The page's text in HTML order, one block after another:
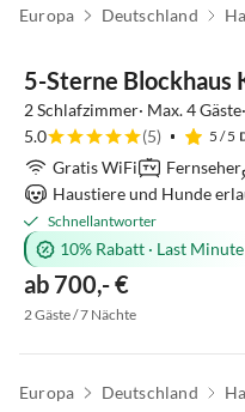
Europa Deutschland
2 Schlafzimmer· Max. 4
5.0
(5) 5 / 5
Gratis WiFi Fernseher
Haustiere und Hunde
Schnellantworter
10% Rabatt · Last Minute
ab 700,- €
2 Gäste / 7 Nächte
Europa Deutschland